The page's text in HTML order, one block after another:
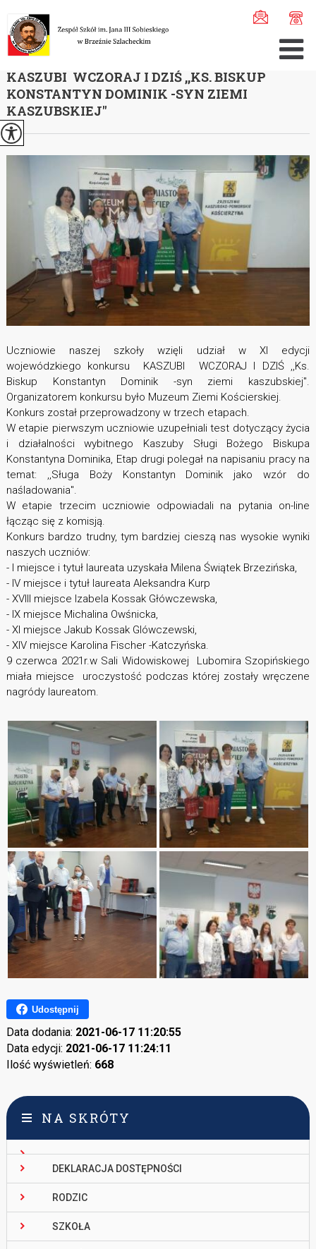
XI edycji wojewódzki ...
XI EDYCJI WOJEWÓDZKIEGO KONKURSU
KASZUBI WCZORAJ I DZIŚ ,,KS. BISKUP
KONSTANTYN DOMINIK -SYN ZIEMI
KASZUBSKIEJ''
Uczniowie naszej szkoły wzięli udział w XI edycji
wojewódzkiego konkursu KASZUBI WCZORAJ I DZIŚ ,,Ks.
Biskup Konstantyn Dominik -syn ziemi kaszubskiej".
Organizatorem konkursu było Muzeum Ziemi Kościerskiej.
Konkurs został przeprowadzony w trzech etapach.
W etapie pierwszym uczniowie uzupełniali test dotyczący życia
i działalności wybitnego Kaszuby Sługi Bożego Biskupa
Konstantyna Dominika, Etap drugi polegał na napisaniu pracy na
temat: ,,Sługa Boży Konstantyn Dominik jako wzór do
naśladowania".
W etapie trzecim uczniowie odpowiadali na pytania on-line
łącząc się z komisją.
Konkurs bardzo trudny, tym bardziej cieszą nas wysokie wyniki
naszych uczniów:
- I miejsce i tytuł laureata uzyskała Milena Świątek Brzezińska,
- IV miejsce i tytuł laureata Aleksandra Kurp
- XVIII miejsce Izabela Kossak Główczewska,
- IX miejsce Michalina Owśnicka,
- XI miejsce Jakub Kossak Glówczewski,
- XIV miejsce Karolina Fischer -Katczyńska.
9 czerwca 2021r.w Sali Widowiskowej Lubomira Szopińskiego
miała miejsce uroczystość podczas której zostały wręczene
nagródy laureatom.
Udostępnij
Data dodania: 2021-06-17 11:20:55
Data edycji: 2021-06-17 11:24:11
Ilość wyświetleń: 668
NA SKRÓTY
DEKLARACJA DOSTĘPNOŚCI
RODZIC
SZKOŁA